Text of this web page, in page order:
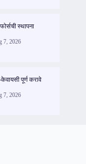
स्थापना
7, 2026
पूर्ण करावे
7, 2026